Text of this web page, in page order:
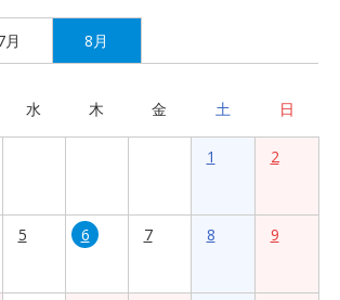
月 8月
水 木 金 土 日
1 2
5 6 7 8 9